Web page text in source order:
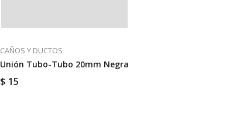
CAÑOS Y DUCTOS
Unión Tubo-Tubo 20mm Negra
$ 15